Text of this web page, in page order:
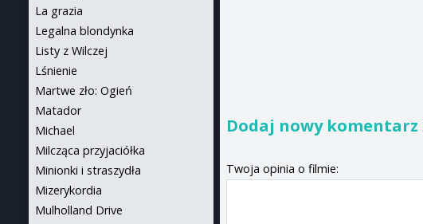
Dodaj nowy komentarz
Twoja opinia o filmie:
La grazia
Legalna blondynka
Listy z Wilczej
Lśnienie
Martwe zło: Ogień
Matador
Michael
Milcząca przyjaciółka
Minionki i straszydła
Mizerykordia
Mulholland Drive